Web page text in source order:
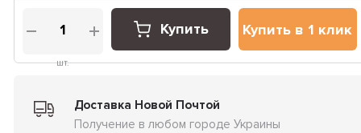
шт.
Купить Купить в 1 клик
Доставка Новой Почтой
Получение в любом городе Украины